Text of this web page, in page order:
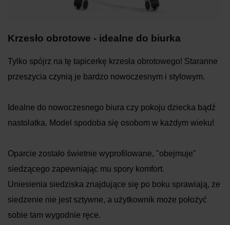
Krzesło obrotowe - idealne do biurka
Tylko spójrz na tę tapicerkę krzesła obrotowego! Staranne
przeszycia czynią je bardzo nowoczesnym i stylowym.
Idealne do nowoczesnego biura czy pokoju dziecka bądź
nastolatka. Model spodoba się osobom w każdym wieku!
Oparcie zostało świetnie wyprofilowane, "obejmuje"
siedzącego zapewniając mu spory komfort.
Uniesienia siedziska znajdujące się po boku sprawiają, że
siedzenie nie jest sztywne, a użytkownik może położyć
sobie tam wygodnie ręce.